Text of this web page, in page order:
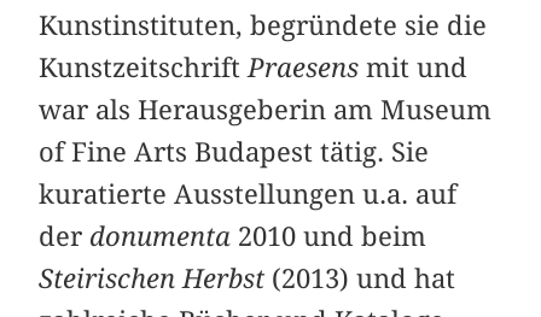
Kunstinstituten, begründete sie die
Kunstzeitschrift Praesens mit und
war als Herausgeberin am Museum
of Fine Arts Budapest tätig. Sie
kuratierte Ausstellungen u.a. auf
der donumenta 2010 und beim
Steirischen Herbst (2013) und hat